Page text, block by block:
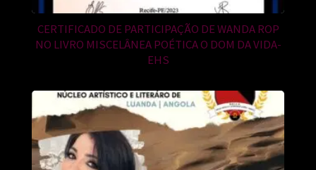
CERTIFICADO DE PARTICIPAÇÃO DE WANDA ROP
NO LIVRO MISCELÂNEA POÉTICA O DOM DA VIDA-
EHS